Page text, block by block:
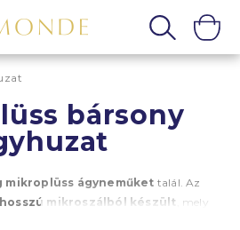
bársony
mikroplüss ágyneműket talál. Az
hosszú mikroszálból készült , mely